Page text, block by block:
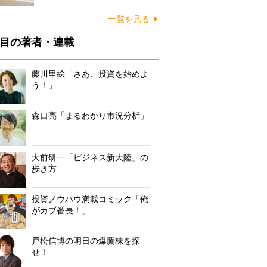
一覧を見る
の著者・連載
藤川里絵「さあ、投資を始めよ
う！」
森口亮「まるわかり市況分析」
大前研一「ビジネス新大陸」の
歩き方
投資ノウハウ満載コミック「俺
がカブ番長！」
戸松信博の明日の爆騰株を探
せ！